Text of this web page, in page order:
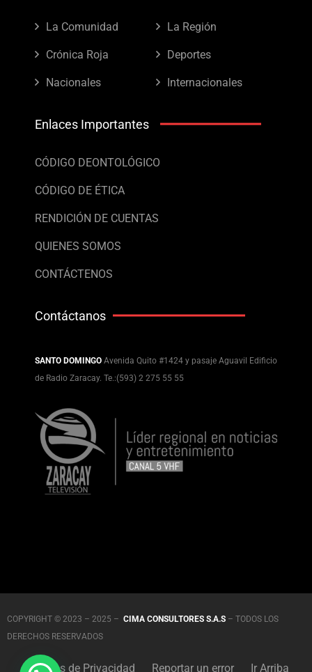
La Comunidad La Región
Crónica Roja Deportes
Nacionales Internacionales
Enlaces Importantes
CÓDIGO DEONTOLÓGICO
CÓDIGO DE ÉTICA
RENDICIÓN DE CUENTAS
QUIENES SOMOS
CONTÁCTENOS
Contáctanos
SANTO DOMINGO Avenida Quito #1424 y pasaje Aguavil Edificio
de Radio Zaracay. Te.:(593) 2 275 55 55
COPYRIGHT © 2023 – 2025 – CIMA CONSULTORES S.A.S – TODOS LOS
DERECHOS RESERVADOS
Políticas de Privacidad Reportar un error Ir Arriba